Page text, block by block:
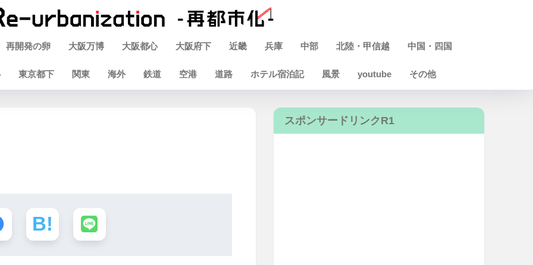
再開発の卵 大阪万博 大阪都心 大阪府下 近畿 兵庫 中部 北陸・甲信越 中国・四国
東京都下 関東 海外 鉄道 空港 道路 ホテル宿泊記 風景 youtube その他
スポンサードリンクR1